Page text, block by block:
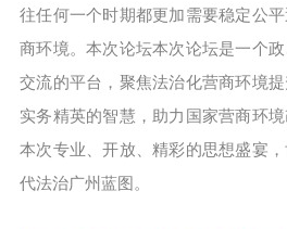
往任何一个时期都更加需要稳定公
商环境。本次论坛本次论坛是一个政
交流的平台，聚焦法治化营商环境
实务精英的智慧，助力国家营商环
本次专业、开放、精彩的思想盛宴
代法治广州蓝图。